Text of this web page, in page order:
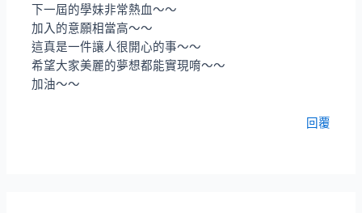
下一屆的學妹非常熱血～～
加入的意願相當高～～
這真是一件讓人很開心的事～～
希望大家美麗的夢想都能實現唷～～
加油～～
回覆